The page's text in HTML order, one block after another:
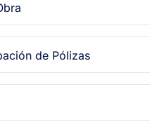
de Pólizas